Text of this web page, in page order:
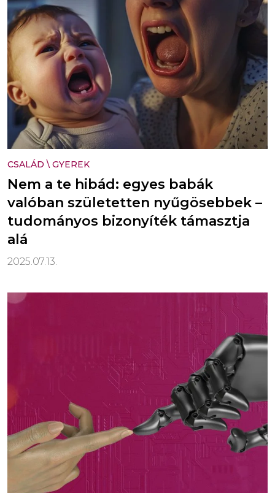
CSALÁD \ GYEREK
Nem a te hibád: egyes babák
valóban születetten nyűgösebbek –
tudományos bizonyíték támasztja
alá
2025.07.13.